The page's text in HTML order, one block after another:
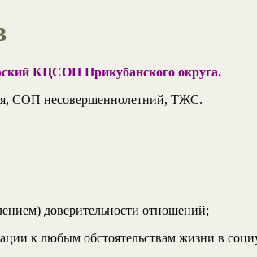
КЦСОН Прикубанского округа.
СОП несовершеннолетний, ТЖС.
доверительности отношений;
к любым обстоятельствам жизни в